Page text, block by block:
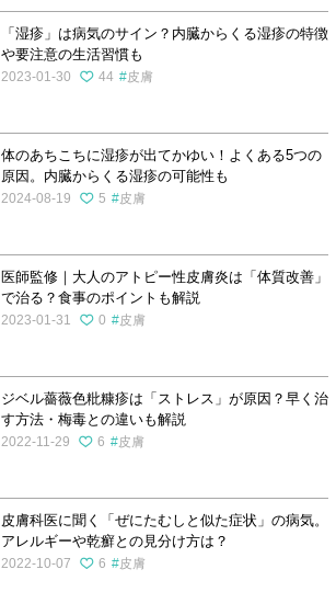
「湿疹」は病気のサイン？内臓からくる湿疹の特徴
や要注意の生活習慣も
2023-01-30 44 皮膚
体のあちこちに湿疹が出てかゆい！よくある5つの
原因。内臓からくる湿疹の可能性も
2024-08-19 5 皮膚
医師監修｜大人のアトピー性皮膚炎は「体質改善」
で治る？食事のポイントも解説
2023-01-31 0 皮膚
ジベル薔薇色粃糠疹は「ストレス」が原因？早く治
す方法・梅毒との違いも解説
2022-11-29 6 皮膚
皮膚科医に聞く「ぜにたむしと似た症状」の病気。
アレルギーや乾癬との見分け方は？
2022-10-07 6 皮膚